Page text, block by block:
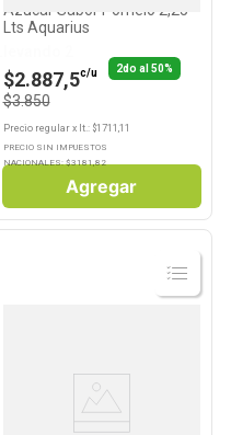
Azúcar Sabor Pomelo 2,25
Lts Aquarius
$2.887,5c/u 2do al 50%
$3.850
Precio regularx lt. : $1711,11
PRECIO SIN IMPUESTOS
NACIONALES: $3181,82
Agregar
Ver
Producto